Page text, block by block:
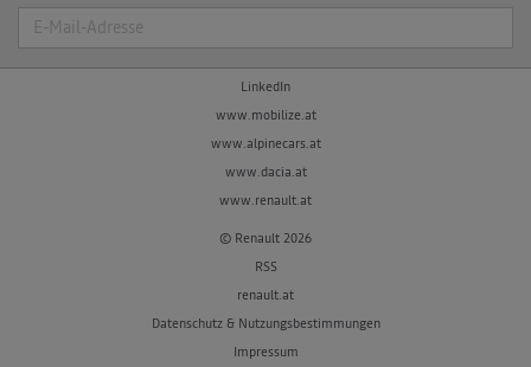
Suche
LinkedIn
www.mobilize.at
www.alpinecars.at
www.dacia.at
www.renault.at
© Renault 2026
RSS
renault.at
Datenschutz & Nutzungsbestimmungen
Impressum